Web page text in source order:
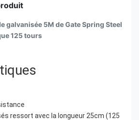
galvanisée 5M de Gate Spring Steel
125 tours
ressort avec la longueur 25cm (125